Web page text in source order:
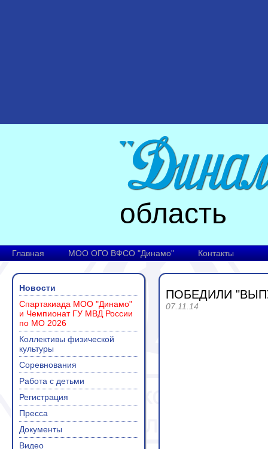
область
Главная МОО ОГО ВФСО "Динамо" Контакты
Новости
Спартакиада МОО "Динамо"
и Чемпионат ГУ МВД России
по МО 2026
Коллективы физической
культуры
Соревнования
Работа с детьми
Регистрация
Пресса
Документы
Видео
ПОБЕДИЛИ
07.11.14